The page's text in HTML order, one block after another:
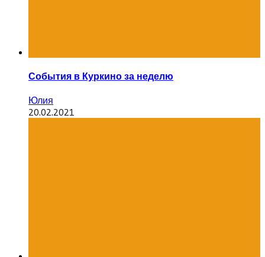
События в Куркино за неделю
Юлия
20.02.2021